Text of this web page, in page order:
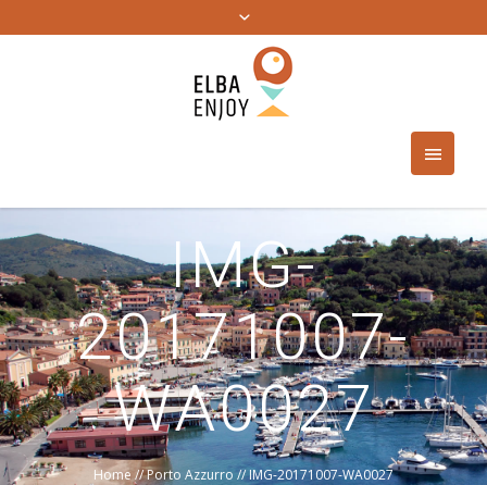
IMG-
20171007-
WA0027
Home//Porto Azzurro //IMG-20171007-WA0027